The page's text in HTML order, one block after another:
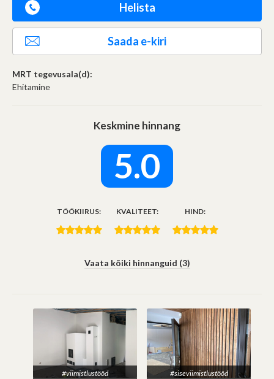
Helista
Saada e-kiri
MRT tegevusala(d):
Ehitamine
Keskmine hinnang
5.0
TÖÖKIIRUS: KVALITEET: HIND:
Vaata kõiki hinnanguid (3)
#viimistlustööd #siseviimistlustööd